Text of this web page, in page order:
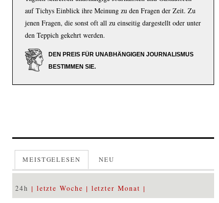
auf Tichys Einblick ihre Meinung zu den Fragen der Zeit. Zu
jenen Fragen, die sonst oft all zu einseitig dargestellt oder unter
den Teppich gekehrt werden.
DEN PREIS FÜR UNABHÄNGIGEN JOURNALISMUS
BESTIMMEN SIE.
MEISTGELESEN NEU
24h letzte Woche letzter Monat